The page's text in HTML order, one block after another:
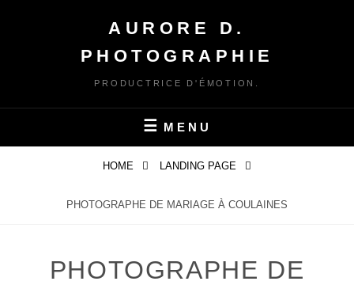
AURORE D.
PHOTOGRAPHIE
PRODUCTRICE D'ÉMOTION.
MENU
HOME LANDING PAGE
PHOTOGRAPHE DE MARIAGE À COULAINES
PHOTOGRAPHE DE